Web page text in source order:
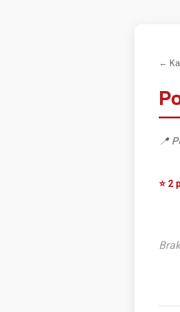
←
📍
⭐ 2